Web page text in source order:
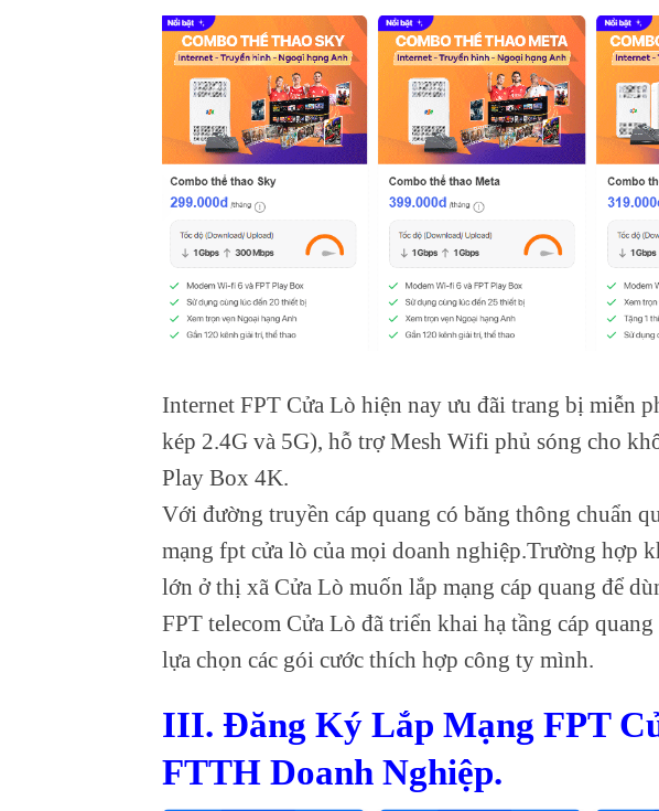
Internet FPT Cửa Lò hiện nay ưu đãi trang bị miễn
kép 2.4G và 5G), hỗ trợ Mesh Wifi phủ sóng cho
Play Box 4K.
Với đường truyền cáp quang có băng thông chuẩn
mạng fpt cửa lò của mọi doanh nghiệp.Trường hợp
lớn ở thị xã Cửa Lò muốn lắp mạng cáp quang để
FPT telecom Cửa Lò đã triển khai hạ tầng cáp
lựa chọn các gói cước thích hợp công ty mình.
III. Đăng Ký Lắp Mạng FPT
FTTH Doanh Nghiệp.